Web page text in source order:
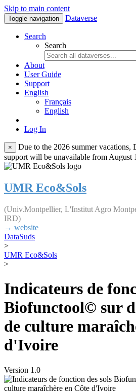
Skip to main content
Toggle navigation Dataverse
Search
Search
About
User Guide
Support
English
Français
English
Log In
×
Due to the 2026 summer vacations,
support will be unavailable from August
UMR Eco&Sols
(Univ.Montpellier, L'Institut Agro
IRD)
→ website
DataSuds
>
UMR Eco&Sols
>
Indicateurs de
Biofunctool© sur
de culture
d'Ivoire
Version 1.0